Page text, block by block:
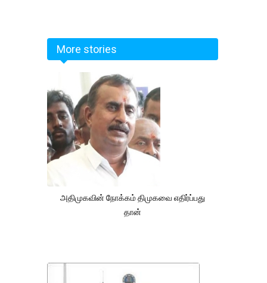
More stories
அதிமுகவின் நோக்கம் திமுகவை எதிர்ப்பது
தான்